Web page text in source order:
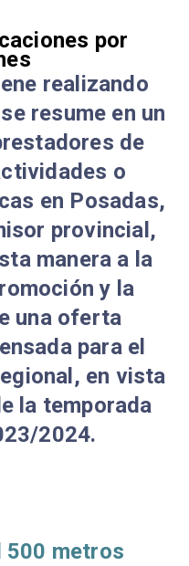
por
realizando
resume en un
de
o
en Posadas,
provincial,
manera a la
y la
una oferta
para el
en vista
la temporada
2024.
500 metros